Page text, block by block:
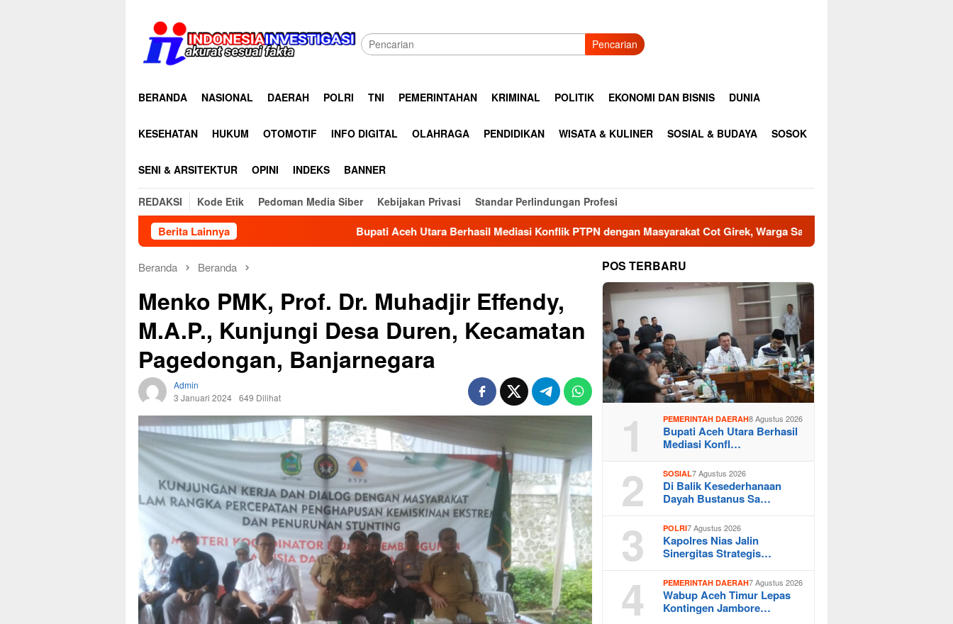
konten
Pencarian
BERANDA NASIONAL DAERAH POLRI TNI PEMERINTAHAN KRIMINAL POLITIK EKONOMI DAN BISNIS DUNIA
KESEHATAN HUKUM OTOMOTIF INFO DIGITAL OLAHRAGA PENDIDIKAN WISATA & KULINER SOSIAL & BUDAYA SOSOK
SENI & ARSITEKTUR OPINI INDEKS BANNER
REDAKSI Kode Etik Pedoman Media Siber Kebijakan Privasi Standar Perlindungan Profesi
Berita LainnyaBupati Aceh Utara Berhasil Mediasi Konflik PTPN dengan Masyarakat Cot Girek, Warga Sampaikan Apresiasi Di Balik Kesederhanaan
Beranda Beranda
Menko PMK, Prof. Dr. Muhadjir Effendy,
M.A.P., Kunjungi Desa Duren, Kecamatan
Pagedongan, Banjarnegara
Admin
3 Januari 2024 649 Dilihat
POS TERBARU
1 PEMERINTAH DAERAH8 Agustus 2026
Bupati Aceh Utara Berhasil
Mediasi Konfl…
2 SOSIAL7 Agustus 2026
Di Balik Kesederhanaan
Dayah Bustanus Sa…
3 POLRI7 Agustus 2026
Kapolres Nias Jalin
Sinergitas Strategis…
4 PEMERINTAH DAERAH7 Agustus 2026
Wabup Aceh Timur Lepas
Kontingen Jambore…